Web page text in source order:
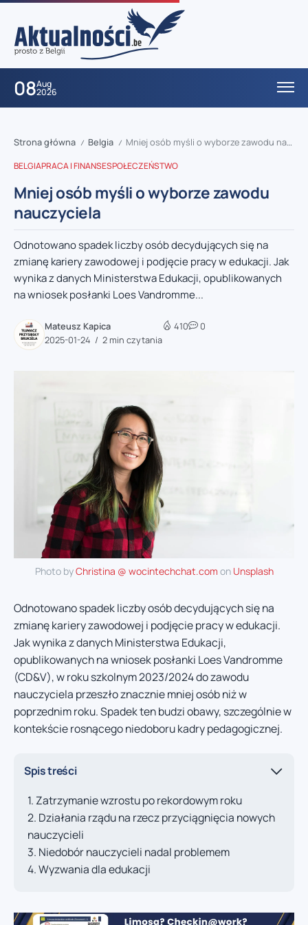
08Aug
2026
Strona główna / Belgia / Mniej osób myśli o wyborze zawodu nauczyciela
BELGIAPRACA I FINANSESPOŁECZEŃSTWO
Mniej osób myśli o wyborze zawodu
nauczyciela
Odnotowano spadek liczby osób decydujących się na
zmianę kariery zawodowej i podjęcie pracy w edukacji. Jak
wynika z danych Ministerstwa Edukacji, opublikowanych
na wniosek posłanki Loes Vandromme...
Mateusz Kapica
2025-01-24
2 min czytania
410 0
Photo byChristina @ wocintechchat.com on Unsplash
Odnotowano spadek liczby osób decydujących się na
zmianę kariery zawodowej i podjęcie pracy w edukacji.
Jak wynika z danych Ministerstwa Edukacji,
opublikowanych na wniosek posłanki Loes Vandromme
(CD&V), w roku szkolnym 2023/2024 do zawodu
nauczyciela przeszło znacznie mniej osób niż w
poprzednim roku. Spadek ten budzi obawy, szczególnie w
kontekście rosnącego niedoboru kadry pedagogicznej.
Spis treści
Zatrzymanie wzrostu po rekordowym roku
Działania rządu na rzecz przyciągnięcia nowych
nauczycieli
Niedobór nauczycieli nadal problemem
Wyzwania dla edukacji